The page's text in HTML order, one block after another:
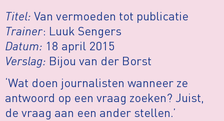
Titel: Van vermoeden tot publicatie
Trainer: Luuk Sengers
Datum: 18 april 2015
Verslag: Bijou van der Borst
‘Wat doen journalisten wanneer ze
antwoord op een vraag zoeken? Juist,
de vraag aan een ander stellen.’